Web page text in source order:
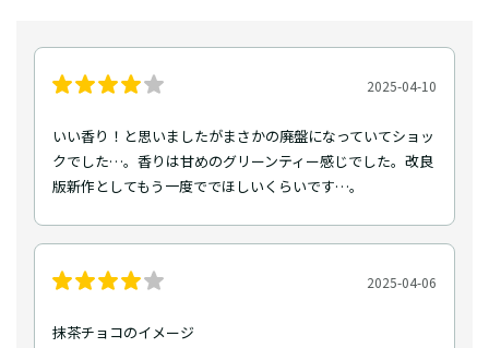
2025-04-10
いい香り！と思いましたがまさかの廃盤になっていてショッ
クでした…。香りは甘めのグリーンティー感じでした。改良
版新作としてもう一度ででほしいくらいです…。
2025-04-06
抹茶チョコのイメージ